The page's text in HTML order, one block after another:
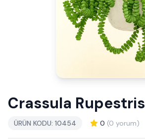
Crassula Rupestris
ÜRÜN KODU: 10454 0 (0 yorum)